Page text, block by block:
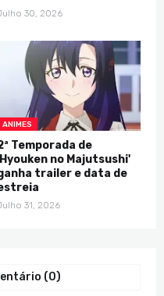
30, 2026
ANIMES
Temporada de
no Majutsushi'
trailer e data de
31, 2026
(0)